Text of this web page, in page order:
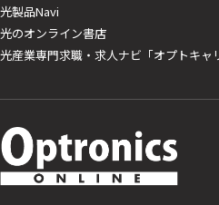
光製品Navi
光のオンライン書店
光産業専門求職・求人ナビ「オプトキャ